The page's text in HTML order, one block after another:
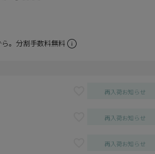
ら。分割手数料無料
再入荷お知らせ
再入荷お知らせ
再入荷お知らせ